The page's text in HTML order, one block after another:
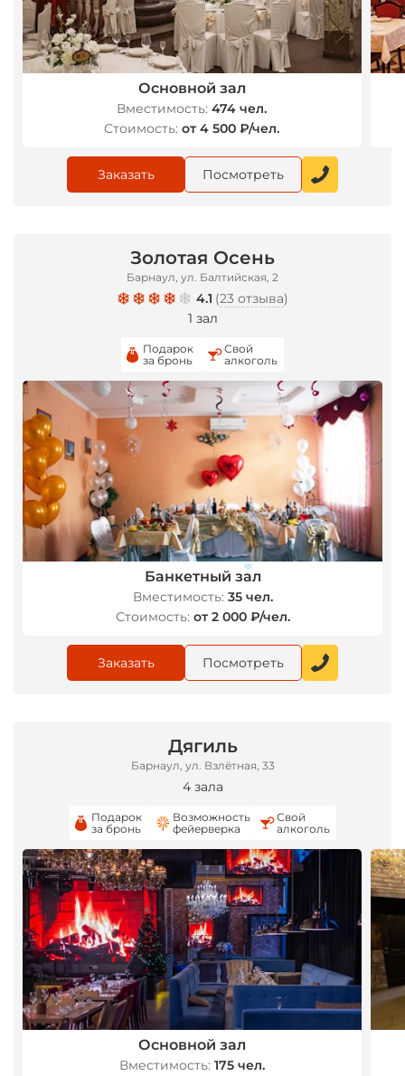
Основной зал
Вместимость: 474 чел.
Стоимость: от 4 500 ₽/чел.
Заказать Посмотреть
Золотая Осень
Барнаул, ул. Балтийская, 2
4.1 (23 отзыва)
1 зал
Подарок
за бронь
Свой
алкоголь
Банкетный зал
Вместимость: 35 чел.
Стоимость: от 2 000 ₽/чел.
Заказать Посмотреть
Дягиль
Барнаул, ул. Взлётная, 33
4 зала
Подарок
за бронь
Возможность
фейерверка
Свой
алкоголь
Основной зал
Вместимость: 175 чел.
*
*